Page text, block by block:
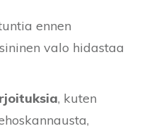
ennen
valo hidastaa
, kuten